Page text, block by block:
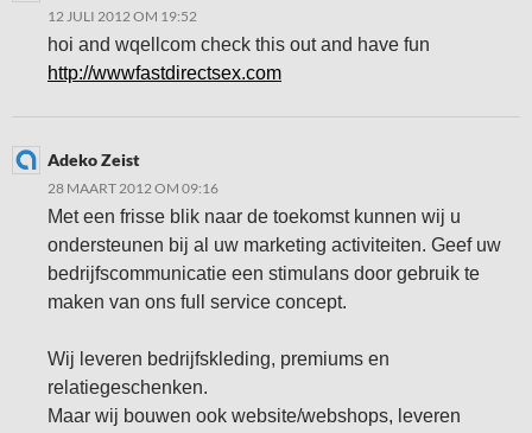
12 JULI 2012 OM 19:52
hoi and wqellcom check this out and have fun
http://wwwfastdirectsex.com
Adeko Zeist
28 MAART 2012 OM 09:16
Met een frisse blik naar de toekomst kunnen wij u
ondersteunen bij al uw marketing activiteiten. Geef uw
bedrijfscommunicatie een stimulans door gebruik te
maken van ons full service concept.
Wij leveren bedrijfskleding, premiums en
relatiegeschenken.
Maar wij bouwen ook website/webshops, leveren